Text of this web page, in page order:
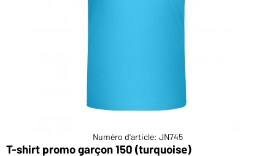
Numéro d'article: JN745
T-shirt promo garçon 150 (turquoise)